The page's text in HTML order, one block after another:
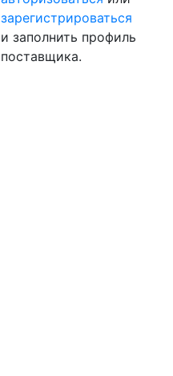
зарегистрироваться
и заполнить профиль
поставщика.